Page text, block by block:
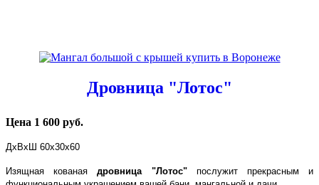
Дровница "Лотос"
Цена 1 600 руб.
ДхВхШ 60х30х60
Изящная кованая дровница "Лотос" послужит прекрасным и